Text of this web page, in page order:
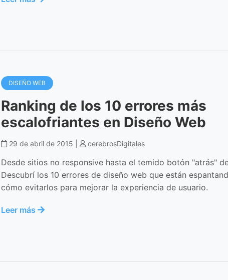
DISEÑO WEB
Ranking de los 10 errores más
escalofriantes en Diseño Web
29 de abril de 2015 | cerebrosDigitales
Desde sitios no responsive hasta el temido botón "atrás"
Descubrí los 10 errores de diseño web que están
cómo evitarlos para mejorar la experiencia de usuario.
Leer más